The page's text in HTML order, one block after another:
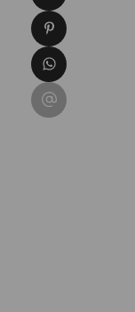
Condividi
Condividi
Condividi